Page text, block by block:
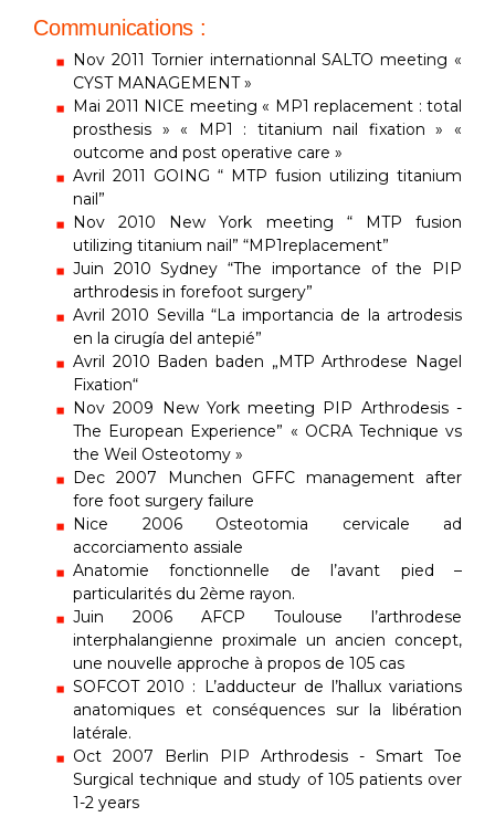
Communications :
Nov 2011 Tornier internationnal SALTO meeting «
CYST MANAGEMENT »
Mai 2011 NICE meeting « MP1 replacement : total
prosthesis » « MP1 : titanium nail fixation » «
outcome and post operative care »
Avril 2011 GOING “ MTP fusion utilizing titanium
nail”
Nov 2010 New York meeting “ MTP fusion
utilizing titanium nail” “MP1replacement”
Juin 2010 Sydney “The importance of the PIP
arthrodesis in forefoot surgery”
Avril 2010 Sevilla “La importancia de la artrodesis
en la cirugía del antepié”
Avril 2010 Baden baden „MTP Arthrodese Nagel
Fixation“
Nov 2009 New York meeting PIP Arthrodesis -
The European Experience” « OCRA Technique vs
the Weil Osteotomy »
Dec 2007 Munchen GFFC management after
fore foot surgery failure
Nice 2006 Osteotomia cervicale ad
accorciamento assiale
Anatomie fonctionnelle de l’avant pied –
particularités du 2ème rayon.
Juin 2006 AFCP Toulouse l’arthrodese
interphalangienne proximale un ancien concept,
une nouvelle approche à propos de 105 cas
SOFCOT 2010 : L’adducteur de l’hallux variations
anatomiques et conséquences sur la libération
latérale.
Oct 2007 Berlin PIP Arthrodesis - Smart Toe
Surgical technique and study of 105 patients over
1-2 years